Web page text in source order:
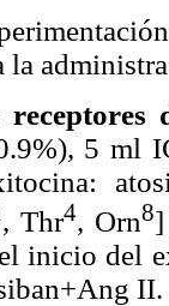
la
5 ml
, Thr4, Orn8
inicio del
II.